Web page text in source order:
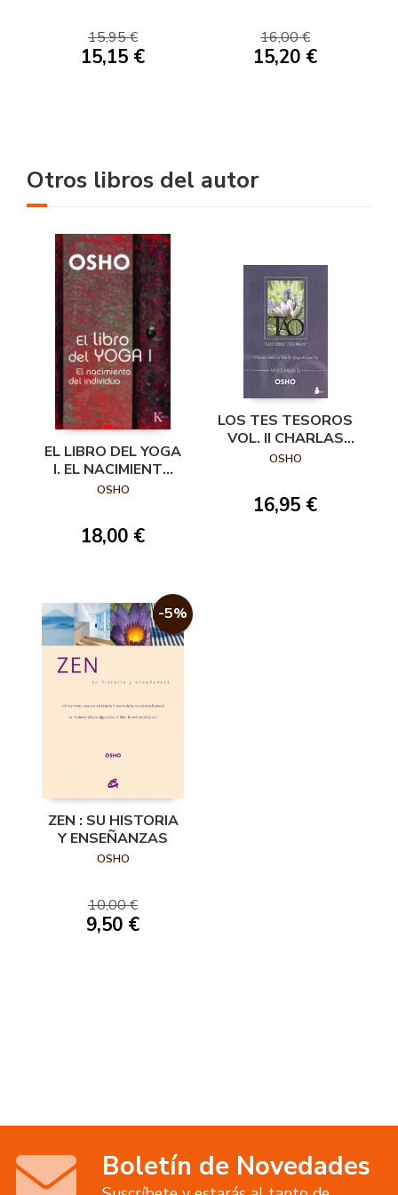
15,95 €
15,15 €
16,00 €
15,20 €
Otros libros del autor
EL LIBRO DEL YOGA
I. EL NACIMIENTO
DEL INDIVIDUO.
OSHO
18,00 €
LOS TES TESOROS
VOL. II CHARLAS
SOBRE EL TAO TE
OSHO
16,95 €
-5%
ZEN : SU HISTORIA
Y ENSEÑANZAS
OSHO
10,00 €
9,50 €
Boletín de Novedades